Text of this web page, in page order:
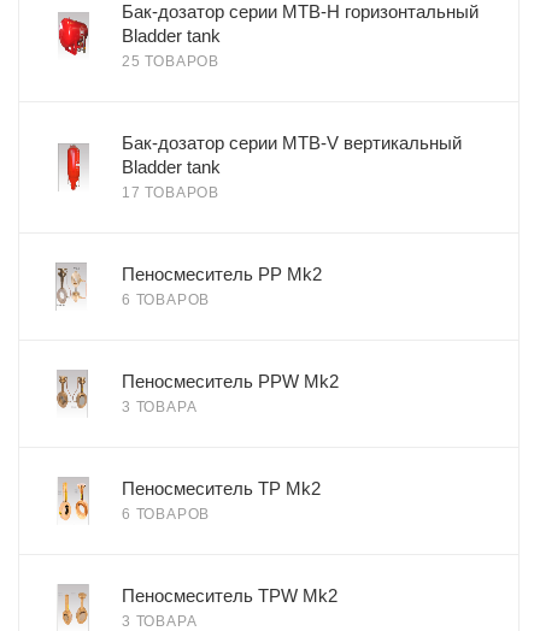
Бак-дозатор серии MTB-H горизонтальный
Bladder tank
25 ТОВАРОВ
Бак-дозатор серии MTB-V вертикальный
Bladder tank
17 ТОВАРОВ
Пеносмеситель PP Mk2
6 ТОВАРОВ
Пеносмеситель PPW Mk2
3 ТОВАРА
Пеносмеситель TP Mk2
6 ТОВАРОВ
Пеносмеситель TPW Mk2
3 ТОВАРА